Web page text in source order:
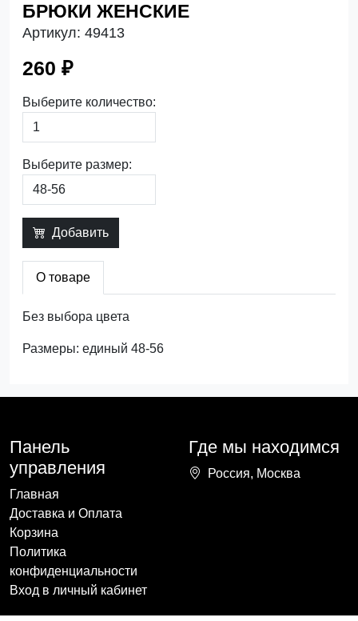
БРЮКИ ЖЕНСКИЕ
Артикул: 49413
260 ₽
Выберите количество:
Выберите размер:
Добавить
О товаре
Без выбора цвета
Размеры: единый 48-56
Панель
управления
Главная
Доставка и Оплата
Корзина
Политика
конфиденциальности
Вход в личный кабинет
Где мы находимся
Россия, Москва